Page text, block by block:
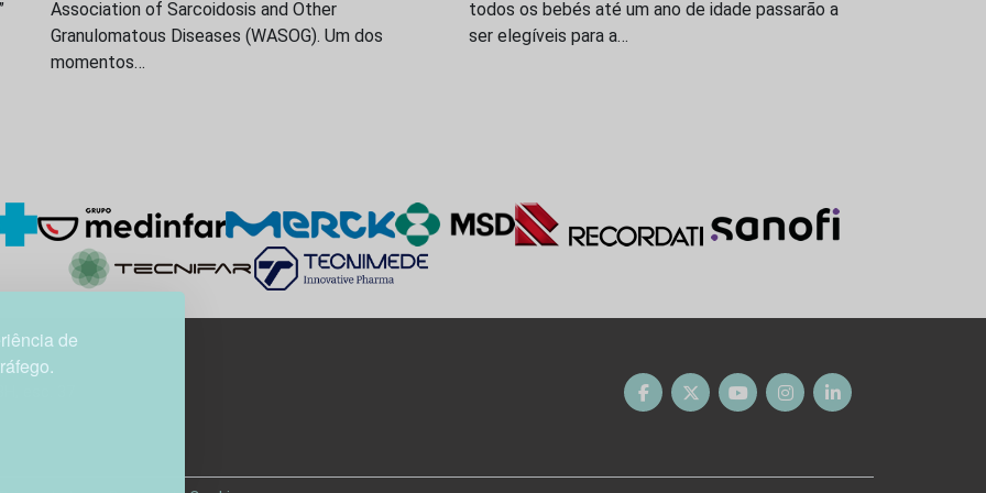
de
Association of Sarcoidosis and Other
Granulomatous Diseases (WASOG). Um dos
momentos…
todos os bebés até um ano de idade passarão a
ser elegíveis para a…